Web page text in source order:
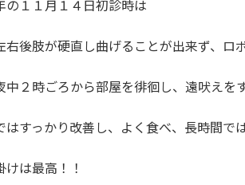
の１１月１４日初診時は
後肢が硬直し曲げることが出来ず、ロ
２時ごろから部屋を徘徊し、遠吠えを
はすっかり改善し、よく食べ、長時間
けは最高！！